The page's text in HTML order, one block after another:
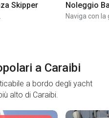
Skipper Noleggio
Naviga con
a Caraibi
a bordo degli yacht
alto di Caraibi.